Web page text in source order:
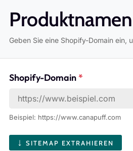
Geben Sie eine Shopify-Domain ein,
Shopify-Domain*
Beispiel: https://www.canapuff.com
↓ SITEMAP EXTRAHIEREN